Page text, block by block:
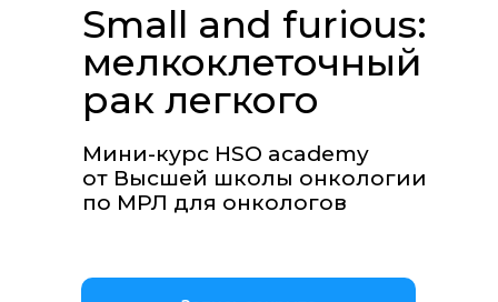
Мини-курс HSO academy
от Высшей школы онкологии
по МРЛ для онкологов
Small and furious:
мелкоклеточный
рак легкого